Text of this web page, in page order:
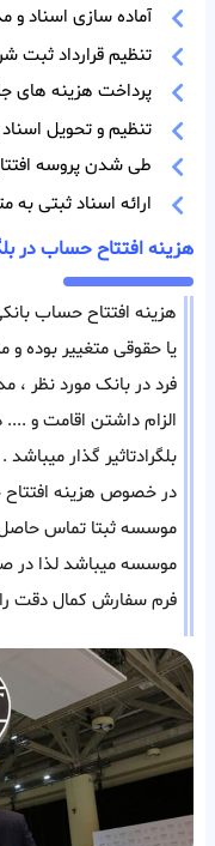
آماده سازی اسناد و
تنظیم قرارداد ثبت
پرداخت هزینه های
تنظیم و تحویل
طی شدن پروسه
ارائه اسناد ثبتی به
هزینه افتتاح حساب در
هزینه افتتاح حساب
یا حقوقی متغییر بوده
فرد در بانک مورد نظر ،
الزام داشتن اقامت و
بلگرادتاثیر گذار
در خصوص هزینه افتتاح
موسسه ثبتا تماس حاصل
موسسه میباشد لذا در
فرم سفارش کمال دقت